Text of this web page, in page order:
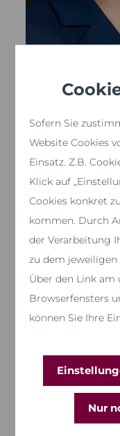
Sofern Sie
Website Cookies
Einsatz. Z.B.
Klick auf
Cookies konkret
kommen. Durch
der Verarbeitung
zu dem jeweiligen
Über den Link am
Browserfensters
können Sie Ihre
Nur
Mobil: 0176
Büro: 07249-